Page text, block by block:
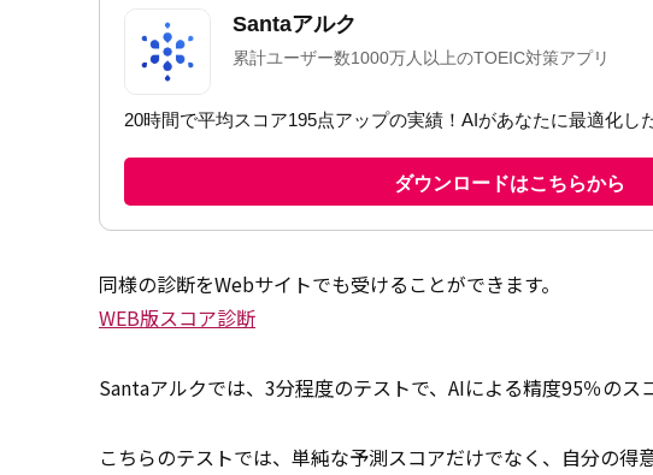
同様の診断をWebサイトでも受けることができます。
WEB版スコア診断
Santaアルクでは、3分程度のテストで、AIによる精度95％のス
こちらのテストでは、単純な予測スコアだけでなく、自分の